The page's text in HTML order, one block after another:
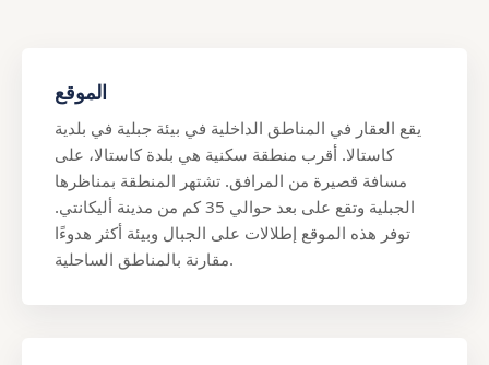
الموقع
يقع العقار في المناطق الداخلية في بيئة جبلية في بلدية
كاستالا. أقرب منطقة سكنية هي بلدة كاستالا، على
مسافة قصيرة من المرافق. تشتهر المنطقة بمناظرها
الجبلية وتقع على بعد حوالي 35 كم من مدينة أليكانتي.
توفر هذه الموقع إطلالات على الجبال وبيئة أكثر هدوءًا
مقارنة بالمناطق الساحلية.